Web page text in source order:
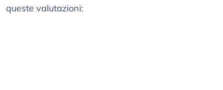
queste valutazioni: